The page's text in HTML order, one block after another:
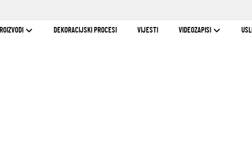
DEKORACIJSKI PROCESI VIJESTI VIDEOZAPISI